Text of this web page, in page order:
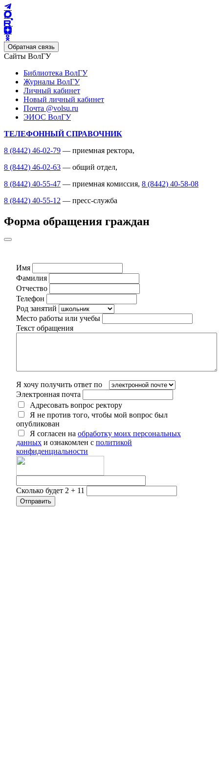
Обратная связь
Сайты ВолГУ
Библиотека ВолГУ
Журналы ВолГУ
Личный кабинет
Новый личный кабинет
Почта @volsu.ru
ЭИОС ВолГУ
ТЕЛЕФОННЫЙ СПРАВОЧНИК
8 (8442) 46-02-79 — приемная ректора,
8 (8442) 46-02-63 — общий отдел,
8 (8442) 40-55-47 — приемная комиссия, 8 (8442) 40-58-08
8 (8442) 40-55-12 — пресс-служба
Форма обращения граждан
Имя
Фамилия
Отчество
Телефон
Род занятий
Место работы или учебы
Текст обращения
Я хочу получить ответ по
Электронная почта
Адресовать вопрос ректору
Я не против того, чтобы мой вопрос был
опубликован
Я согласен на обработку моих персональных
данных и ознакомлен с политикой
конфиденциальности
Сколько будет 2 + 11